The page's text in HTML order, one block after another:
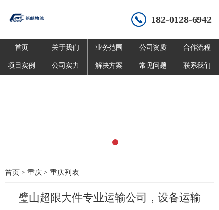
182-0128-6942
首页 关于我们 业务范围 公司资质 合作流程
项目实例 公司实力 解决方案 常见问题 联系我们
首页 > 重庆 > 重庆列表
璧山超限大件专业运输公司，设备运输